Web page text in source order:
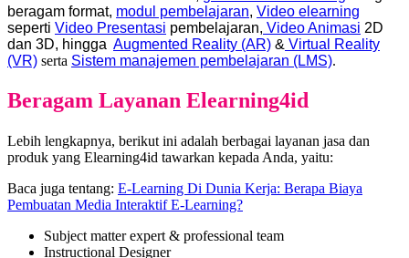
beragam format, modul pembelajaran, Video elearning
seperti Video Presentasi pembelajaran, Video Animasi 2D
dan 3D, hingga Augmented Reality (AR) & Virtual Reality
(VR) serta Sistem manajemen pembelajaran (LMS).
Beragam Layanan Elearning4id
Lebih lengkapnya, berikut ini adalah berbagai layanan jasa dan
produk yang Elearning4id tawarkan kepada Anda, yaitu:
Baca juga tentang: E-Learning Di Dunia Kerja: Berapa Biaya
Pembuatan Media Interaktif E-Learning?
Subject matter expert & professional team
Instructional Designer